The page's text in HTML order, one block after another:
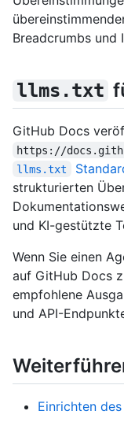
Breadcrumbs und
llms.txt
GitHub Docs
https://
llms.txt
strukturierten
und KI-gestützte
Wenn Sie einen
auf GitHub Docs
empfohlene
und API-
Einrichten